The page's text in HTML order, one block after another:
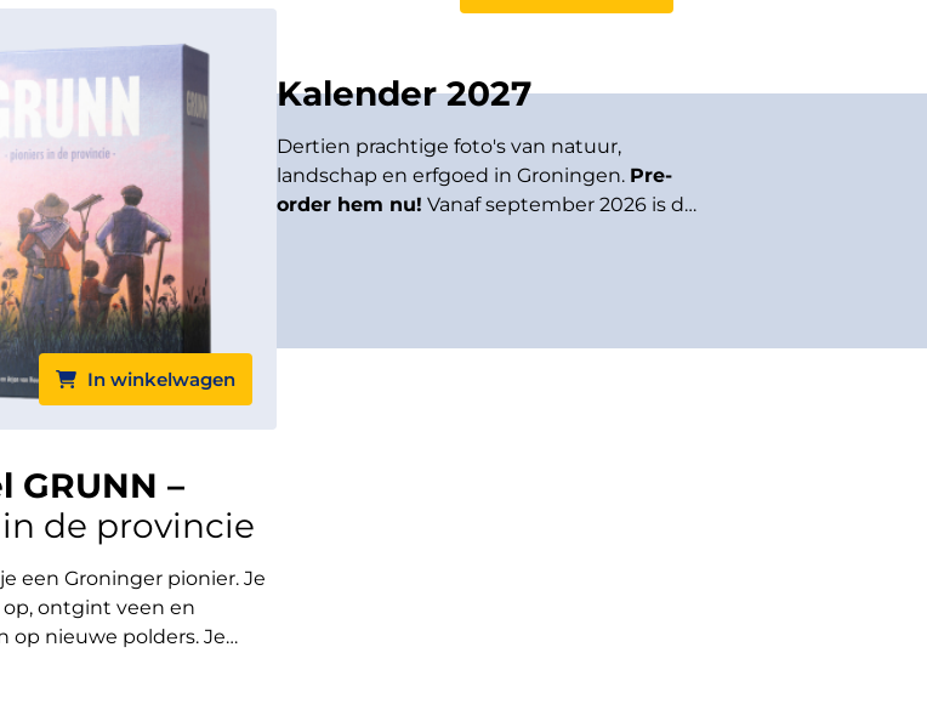
In winkelwagen
GRUNN –
de provincie
een Groninger pionier. Je
ontgint veen en
op nieuwe polders. Je
Kalender 2027
Dertien prachtige foto's van natuur,
landschap en erfgoed in Groningen. Pre-
order hem nu! Vanaf september 2026 is de